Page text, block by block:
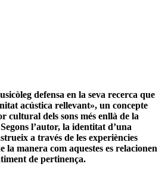
defensa en la seva recerca que
acústica rellevant», un concepte
cultural dels sons més enllà de la
l’autor, la identitat d’una
a través de les experiències
la manera com aquestes es relacionen
de pertinença.